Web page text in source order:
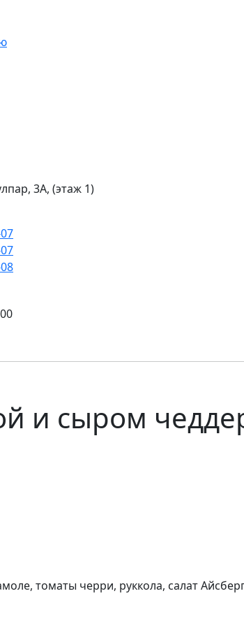
3А, (этаж 1)
и сыром
томаты черри, руккола, салат